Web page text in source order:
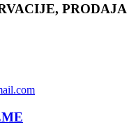
PRODAJA